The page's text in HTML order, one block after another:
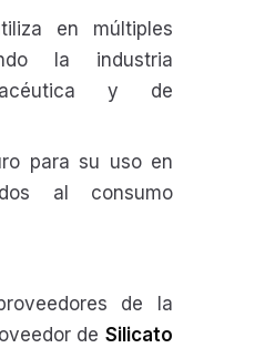
en múltiples
la industria
y de
para su uso en
al consumo
de la
de Silicato